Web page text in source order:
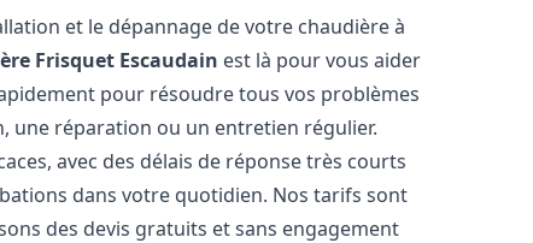
et le dépannage de votre chaudière à
Frisquet Escaudain est là pour vous aider
pour résoudre tous vos problèmes
une réparation ou un entretien régulier.
avec des délais de réponse très courts
dans votre quotidien. Nos tarifs sont
des devis gratuits et sans engagement